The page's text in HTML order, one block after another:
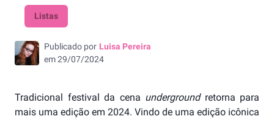
Listas
Publicado por Luisa Pereira
em29/07/2024
Tradicional festival da cena underground retorna para
mais uma edição em 2024. Vindo de uma edição icônica